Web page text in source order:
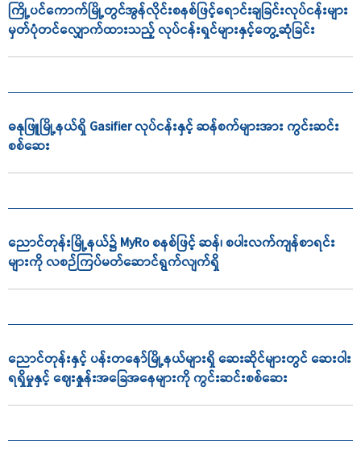
ကြို့ပင်ကောက်မြို့တွင်အွန်လိုင်းစနစ်ဖြင့်ရောင်းချခြင်းလုပ်ငန်းများ
မှတ်ပုံတင်လျှောက်ထားသည့် လုပ်ငန်းရှင်များနှင့်တွေ့ဆုံခြင်း
ဓနုဖြူမြို့နယ်ရှိ Gasifier လုပ်ငန်းနှင့် ဆန်စက်များအား ကွင်းဆင်း
စစ်ဆေး
ညောင်တုန်းမြို့နယ်၌ MyRo စနစ်ဖြင့် ဆန်၊ စပါးလက်ကျန်စာရင်း
များကို လစဉ်ကြပ်မတ်ဆောင်ရွက်လျက်ရှိ
ညောင်တုန်းနှင့် ပန်းတနော်မြို့နယ်များရှိ ဆေးဆိုင်များတွင် ဆေးဝါး
ရရှိမှုနှင့် ဈေးနှုန်းအခြေအနေများကို ကွင်းဆင်းစစ်ဆေး